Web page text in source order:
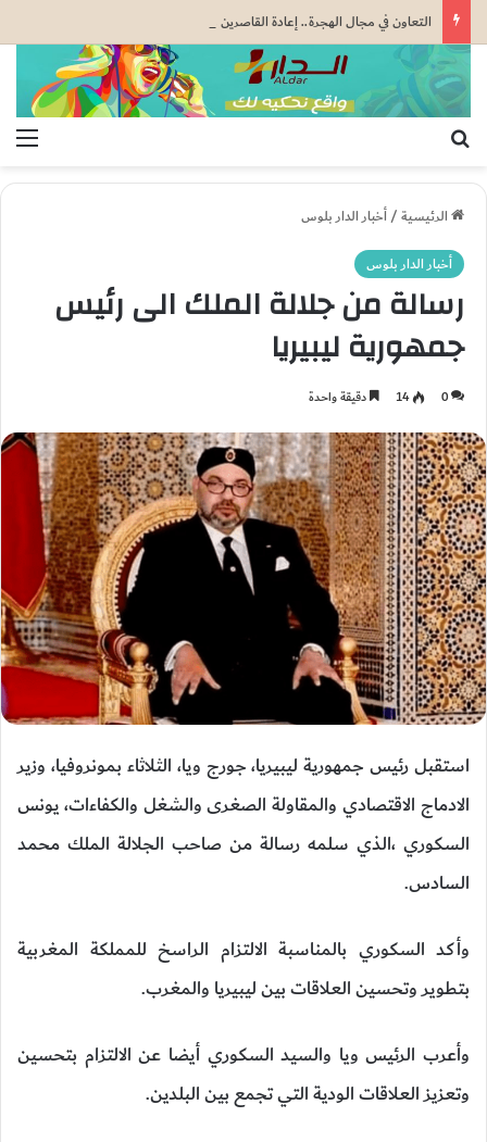
الرئيسية/أخبار الدار بلوس
أخبار الدار بلوس
رسالة من جلالة الملك الى رئيس
جمهورية ليبيريا
0
14 دقيقة واحدة
استقبل رئيس جمهورية ليبيريا، جورج ويا، الثلاثاء بمونروفيا، وزير
الادماج الاقتصادي والمقاولة الصغرى والشغل والكفاءات، يونس
السكوري ،الذي سلمه رسالة من صاحب الجلالة الملك محمد
السادس.
وأكد السكوري بالمناسبة الالتزام الراسخ للمملكة المغربية
بتطوير وتحسين العلاقات بين ليبيريا والمغرب.
وأعرب الرئيس ويا والسيد السكوري أيضا عن الالتزام بتحسين
وتعزيز العلاقات الودية التي تجمع بين البلدين.